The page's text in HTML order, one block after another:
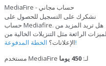
MediaFire - حساب مجاني
نشكرك على التسجيل للحصول على
حساب Mediafire. هل تريد المزيد من
الرائعة مثل التنزيلات الخالية من
الإعلانات؟الخطة المدفوعة!
مستخدم MediaFire لـ:450 يوما